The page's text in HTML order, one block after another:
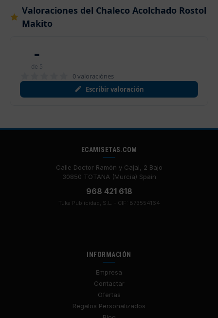
Valoraciones del Chaleco Acolchado Rostol
Makito
-
de 5
0 valoraciónes
Escribir valoración
ECAMISETAS.COM
Calle Doctor Ramón y Cajal, 2 Bajo
30850 TOTANA (Murcia) Spain
968 421 618
Tuka Publicidad, S.L. - CIF: B73554164
INFORMACIÓN
Empresa
Contactar
Ofertas
Regalos Personalizados